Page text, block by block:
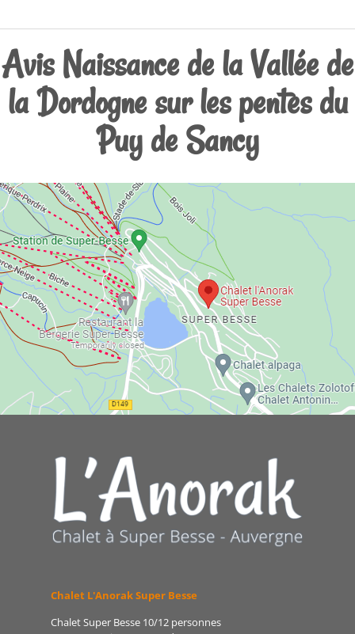
Avis Naissance de la Vallée de
la Dordogne sur les pentes du
Puy de Sancy
Chalet L'Anorak Super Besse
Chalet Super Besse 10/12 personnes